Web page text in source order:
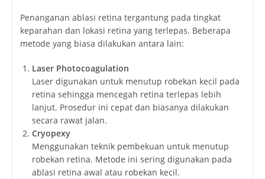
Penanganan ablasi retina tergantung pada tingkat
keparahan dan lokasi retina yang terlepas. Beberapa
metode yang biasa dilakukan antara lain:
Laser Photocoagulation
Laser digunakan untuk menutup robekan kecil pada
retina sehingga mencegah retina terlepas lebih
lanjut. Prosedur ini cepat dan biasanya dilakukan
secara rawat jalan.
Cryopexy
Menggunakan teknik pembekuan untuk menutup
robekan retina. Metode ini sering digunakan pada
ablasi retina awal atau robekan kecil.